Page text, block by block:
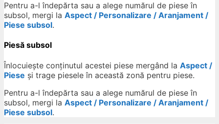
Pentru a-l îndepărta sau a alege numărul de piese în
subsol, mergi la Aspect / Personalizare / Aranjament /
Piese subsol.
Piesă subsol
Înlocuiește conținutul acestei piese mergând la Aspect /
Piese și trage piesele în această zonă pentru piese.
Pentru a-l îndepărta sau a alege numărul de piese în
subsol, mergi la Aspect / Personalizare / Aranjament /
Piese subsol.